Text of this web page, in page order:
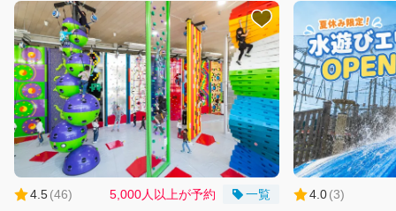
4.5(46) 5,000人以上が予約 一覧 4.0(3)